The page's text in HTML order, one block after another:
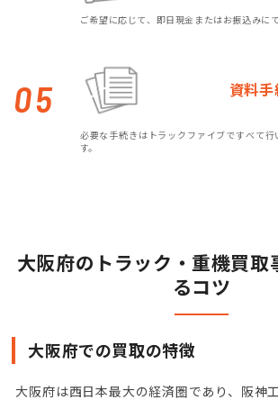
ご希望に応じて、即日現金またはお振込みに
05 資料手
必要な手続きはトラックファイブですべて行
す。
大阪府のトラック・重機買取
るコツ
大阪府での買取の特徴
大阪府は西日本最大の経済圏であり、阪神